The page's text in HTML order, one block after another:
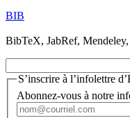
BIB
BibTeX, JabRef,
S’inscrire à l’infolettre
Abonnez-vous à notre